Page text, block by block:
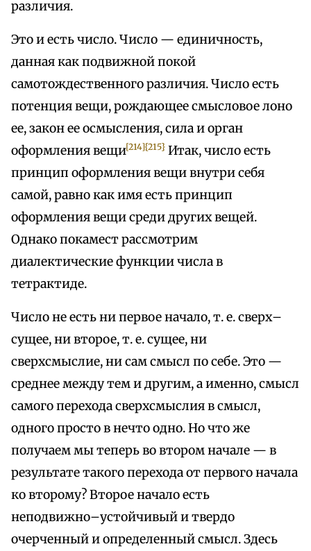
различия.
Это и есть число. Число — единичность,
данная как подвижной покой
самотождественного различия. Число есть
потенция вещи, рождающее смысловое лоно
ее, закон ее осмысления, сила и орган
оформления вещи[214]{215} Итак, число есть
принцип оформления вещи внутри себя
самой, равно как имя есть принцип
оформления вещи среди других вещей.
Однако покамест рассмотрим
диалектические функции числа в
тетрактиде.
Число не есть ни первое начало, т. е. сверх–
сущее, ни второе, т. е. сущее, ни
сверхсмыслие, ни сам смысл по себе. Это —
среднее между тем и другим, а именно, смысл
самого перехода сверхсмыслия в смысл,
одного просто в нечто одно. Но что же
получаем мы теперь во втором начале — в
результате такого перехода от первого начала
ко второму? Второе начало есть
неподвижно–устойчивый и твердо
очерченный и определенный смысл. Здесь